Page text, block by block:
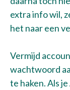
extra info wil,
het naar een
Vermijd
wachtwoord
te haken. Als